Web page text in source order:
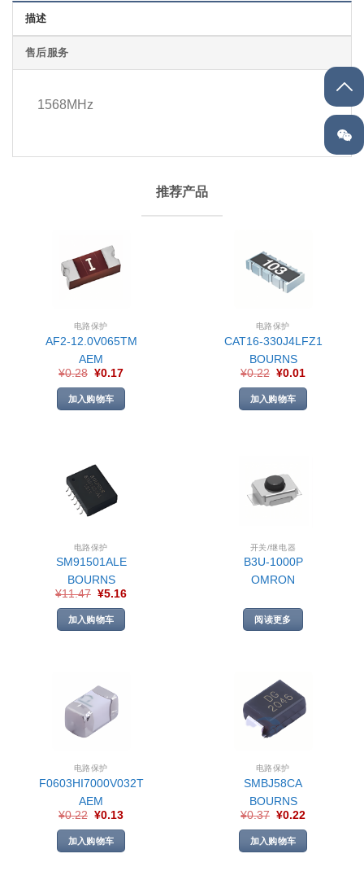
描述
售后服务
1568MHz
推荐产品
电路保护
AF2-12.0V065TM
AEM
¥0.28 ¥0.17
加入购物车
电路保护
CAT16-330J4LFZ1
BOURNS
¥0.22 ¥0.01
加入购物车
电路保护
SM91501ALE
BOURNS
¥11.47 ¥5.16
加入购物车
开关/继电器
B3U-1000P
OMRON
阅读更多
电路保护
F0603HI7000V032T
AEM
¥0.22 ¥0.13
加入购物车
电路保护
SMBJ58CA
BOURNS
¥0.37 ¥0.22
加入购物车